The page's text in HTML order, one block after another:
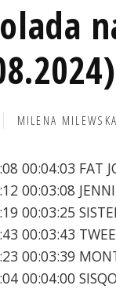
MILENA MILEWSKA
00:04:03 FAT
00:03:08
00:03:25
00:03:43
00:03:39
00:04:00